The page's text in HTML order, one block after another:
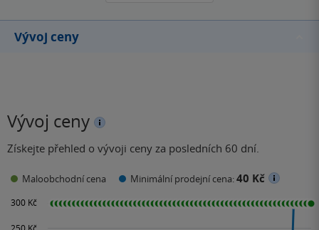
Vývoj ceny
Vývoj ceny
Získejte přehled o vývoji ceny za posledních 60 dní.
Maloobchodní cena Minimální prodejní cena:40 Kč